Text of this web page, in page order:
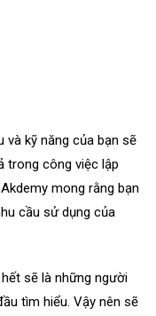
và kỹ năng của bạn sẽ
trong công việc lập
mong rằng bạn
cầu sử dụng của
sẽ là những người
tìm hiểu. Vậy nên sẽ